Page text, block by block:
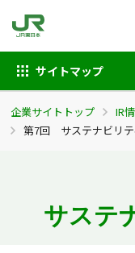
サイトマップ
企業サイトトップ IR
第7回 サステナビリテ
サステ